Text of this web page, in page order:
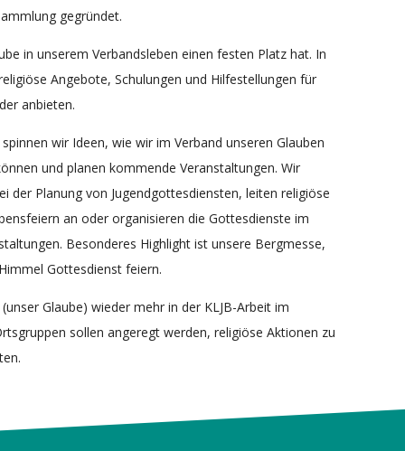
gegründet.
in unserem Verbandsleben einen festen Platz hat. In
Angebote, Schulungen und Hilfestellungen für
anbieten.
wir Ideen, wie wir im Verband unseren Glauben
und planen kommende Veranstaltungen. Wir
der Planung von Jugendgottesdiensten, leiten religiöse
an oder organisieren die Gottesdienste im
Besonderes Highlight ist unsere Bergmesse,
Gottesdienst feiern.
Glaube) wieder mehr in der KLJB-Arbeit im
sollen angeregt werden, religiöse Aktionen zu